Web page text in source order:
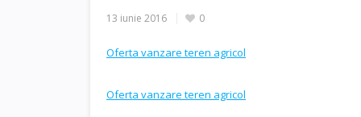
13 iunie 2016 0
Oferta vanzare teren agricol
Oferta vanzare teren agricol